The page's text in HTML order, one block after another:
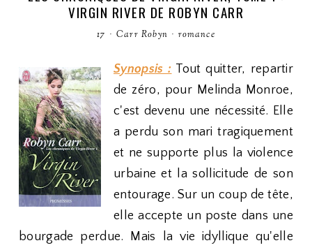
VIRGIN RIVER DE ROBYN CARR
17 · Carr Robyn · romance
Synopsis : Tout quitter, repartir
de zéro, pour Melinda Monroe,
c'est devenu une nécessité. Elle
a perdu son mari tragiquement
et ne supporte plus la violence
urbaine et la sollicitude de son
entourage. Sur un coup de tête,
elle accepte un poste dans une
bourgade perdue. Mais la vie idyllique qu'elle